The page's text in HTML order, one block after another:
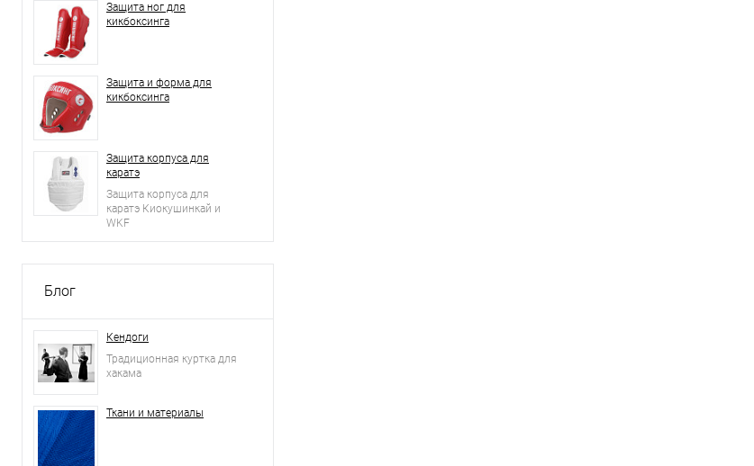
Защита ног для
кикбоксинга
Защита и форма для
кикбоксинга
Защита корпуса для
каратэ
Защита корпуса для
каратэ Киокушинкай и
WKF
Блог
Кендоги
Традиционная куртка для
хакама
Ткани и материалы